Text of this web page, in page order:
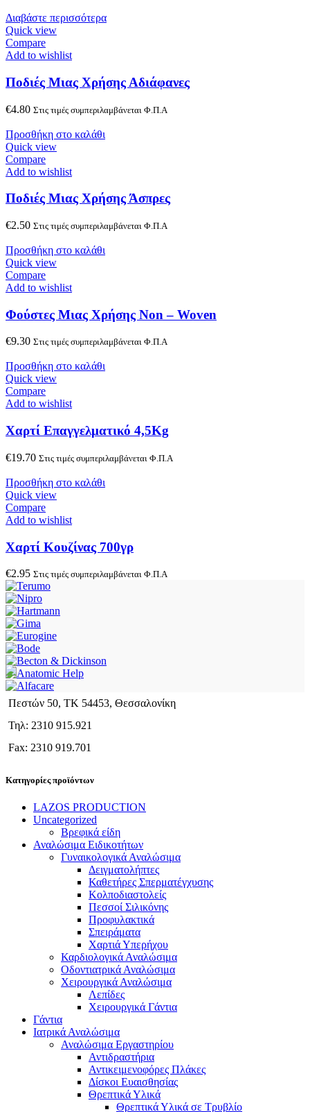
Διαβάστε περισσότερα
Quick view
Compare
Add to wishlist
Ποδιές Μιας Χρήσης Αδιάφανες
€4.80 Στις τιμές συμπεριλαμβάνεται Φ.Π.Α
Προσθήκη στο καλάθι
Quick view
Compare
Add to wishlist
Ποδιές Μιας Χρήσης Άσπρες
€2.50 Στις τιμές συμπεριλαμβάνεται Φ.Π.Α
Προσθήκη στο καλάθι
Quick view
Compare
Add to wishlist
Φούστες Μιας Χρήσης Non – Woven
€9.30 Στις τιμές συμπεριλαμβάνεται Φ.Π.Α
Προσθήκη στο καλάθι
Quick view
Compare
Add to wishlist
Χαρτί Επαγγελματικό 4,5Kg
€19.70 Στις τιμές συμπεριλαμβάνεται Φ.Π.Α
Προσθήκη στο καλάθι
Quick view
Compare
Add to wishlist
Χαρτί Κουζίνας 700γρ
€2.95 Στις τιμές συμπεριλαμβάνεται Φ.Π.Α
Πεστών 50, ΤΚ 54453, Θεσσαλονίκη
Τηλ: 2310 915.921
Fax: 2310 919.701
Κατηγορίες προϊόντων
LAZOS PRODUCTION
Uncategorized
Βρεφικά είδη
Αναλώσιμα Ειδικοτήτων
Γυναικολογικά Αναλώσιμα
Δειγματολήπτες
Καθετήρες Σπερματέγχυσης
Κολποδιαστολείς
Πεσσοί Σιλικόνης
Προφυλακτικά
Σπειράματα
Χαρτιά Υπερήχου
Καρδιολογικά Αναλώσιμα
Οδοντιατρικά Αναλώσιμα
Χειρουργικά Αναλώσιμα
Λεπίδες
Χειρουργικά Γάντια
Γάντια
Ιατρικά Αναλώσιμα
Αναλώσιμα Εργαστηρίου
Αντιδραστήρια
Αντικειμενοφόρες Πλάκες
Δίσκοι Ευαισθησίας
Θρεπτικά Υλικά
Θρεπτικά Υλικά σε Τρυβλίο